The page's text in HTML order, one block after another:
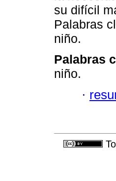
su difícil
Palabras
niño.
Palabras
niño.
·